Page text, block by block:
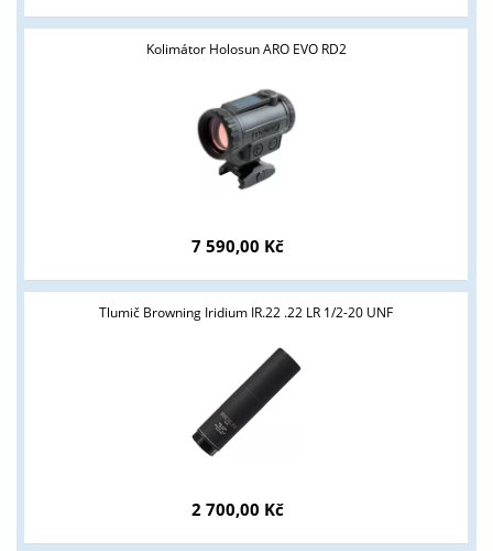
Kolimátor Holosun ARO EVO RD2
7 590,00 Kč
Tlumič Browning Iridium IR.22 .22 LR 1/2-20 UNF
2 700,00 Kč
Tyto stránky jsou určeny pouze odborné veřejnosti od 18 let a
podnikatelům v oblasti zbraně a střelivo. Splňujete tyto
podmínky?